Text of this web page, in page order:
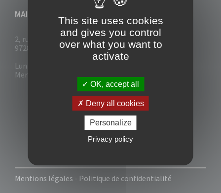
MAIRIE DU VAUCLIN
2, rue Collignon
97280 Le Vauclin
Lun - Mar : 7h30- 13h & 14h-17h
Mer-Jeu-Vend : 7h30 - 13h30
Mentions légales - Politique de confidentialité
This site uses cookies
and gives you control
over what you want to
activate
OK, accept all
Deny all cookies
Personalize
Privacy policy